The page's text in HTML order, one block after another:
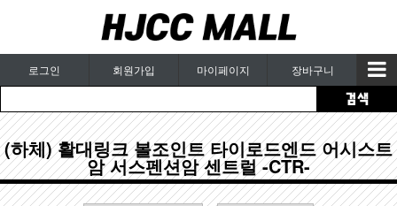
로그인 회원가입 마이페이지 장바구니
(하체) 활대링크 볼조인트 타이로드엔드 어시스트
암 서스펜션암 센트럴 -CTR-